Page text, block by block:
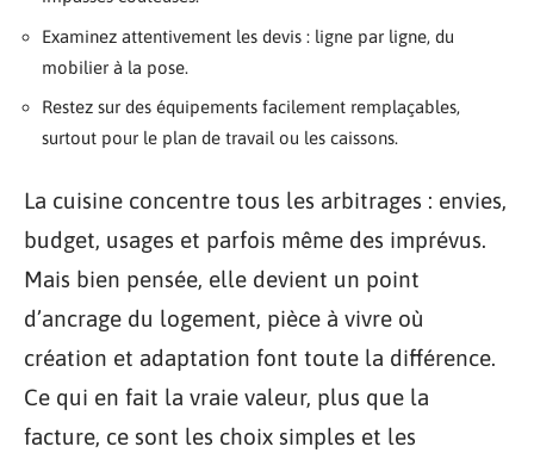
Examinez attentivement les devis : ligne par ligne, du
mobilier à la pose.
Restez sur des équipements facilement remplaçables,
surtout pour le plan de travail ou les caissons.
La cuisine concentre tous les arbitrages : envies,
budget, usages et parfois même des imprévus.
Mais bien pensée, elle devient un point
d’ancrage du logement, pièce à vivre où
création et adaptation font toute la différence.
Ce qui en fait la vraie valeur, plus que la
facture, ce sont les choix simples et les